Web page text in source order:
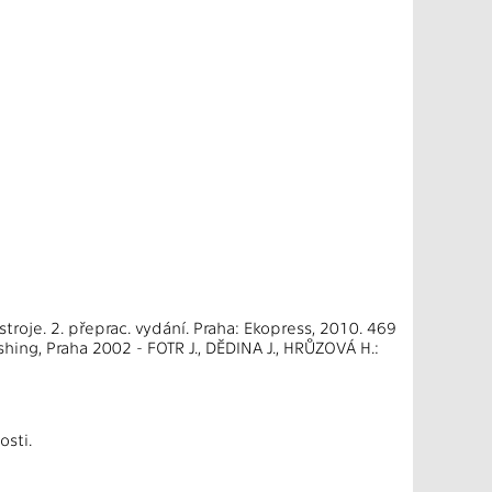
2. přeprac. vydání. Praha: Ekopress, 2010. 469
Praha 2002 - FOTR J., DĚDINA J., HRŮZOVÁ H.: